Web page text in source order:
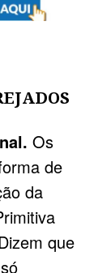
Os
de
da
que